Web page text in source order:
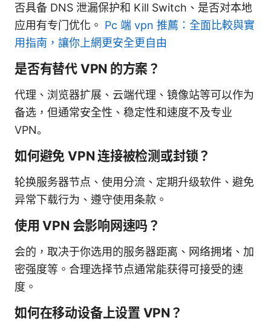
否具备 DNS 泄漏保护和 Kill Switch、是否对本地
应用有专门优化。 Pc 端 vpn 推薦：全面比較與實
用指南，讓你上網更安全更自由
是否有替代 VPN 的方案？
代理、浏览器扩展、云端代理、镜像站等可以作为
备选，但通常安全性、稳定性和速度不及专业
VPN。
如何避免 VPN 连接被检测或封锁？
轮换服务器节点、使用分流、定期升级软件、避免
异常下载行为、遵守使用条款。
使用 VPN 会影响网速吗？
会的，取决于你选用的服务器距离、网络拥堵、加
密强度等。合理选择节点通常能获得可接受的速
度。
如何在移动设备上设置 VPN？